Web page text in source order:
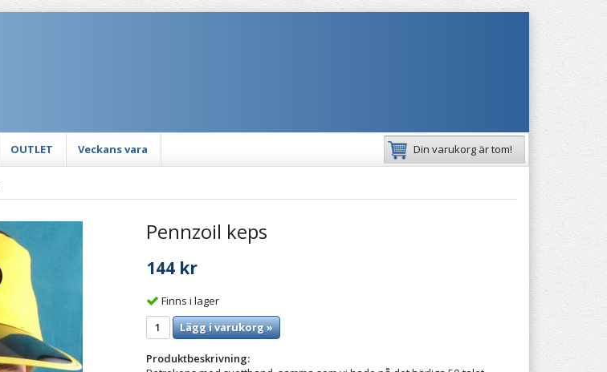
OUTLET Veckans vara Din varukorg är tom!
Pennzoil keps
144 kr
Finns i lager
Lägg i varukorg »
Produktbeskrivning: